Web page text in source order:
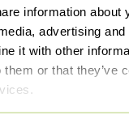
information about
advertising
it with other
them or that they’ve
Kamerscherm
Claustra van